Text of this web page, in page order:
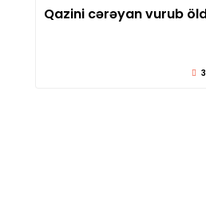
Qazini cərəyan vurub